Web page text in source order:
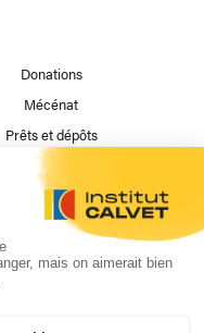
Donations
Mécénat
Prêts et dépôts